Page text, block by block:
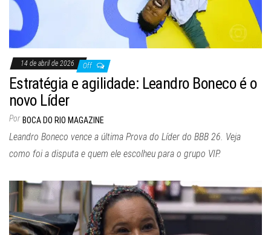
14 de abril de 2026 Off
Estratégia e agilidade: Leandro Boneco é o
novo Líder
Por BOCA DO RIO MAGAZINE
Leandro Boneco vence a última Prova do Líder do BBB 26. Veja
como foi a disputa e quem ele escolheu para o grupo VIP.